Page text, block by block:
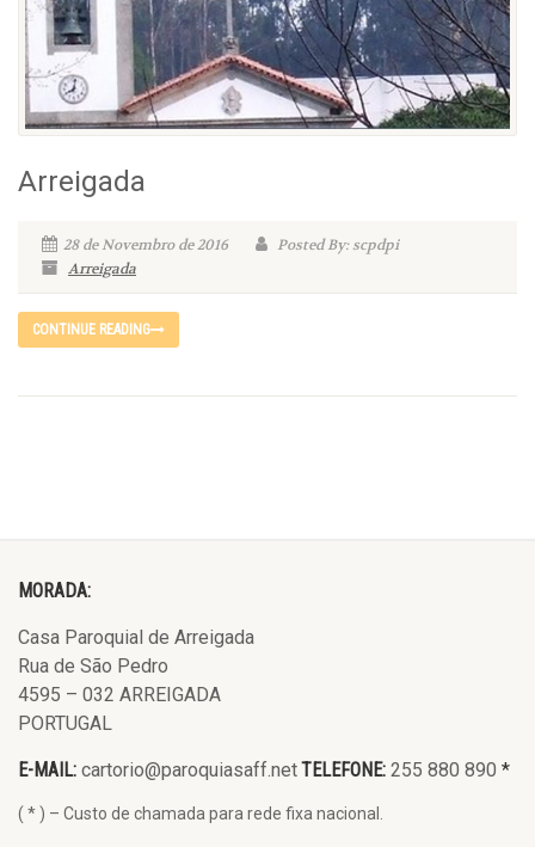
Arreigada
28 de Novembro de 2016
Posted By: scpdpi
Arreigada
CONTINUE READING
MORADA:
Casa Paroquial de Arreigada
Rua de São Pedro
4595 – 032 ARREIGADA
PORTUGAL
E-MAIL: cartorio@paroquiasaff.netTELEFONE: 255 880 890 *
( * ) – Custo de chamada para rede fixa nacional.